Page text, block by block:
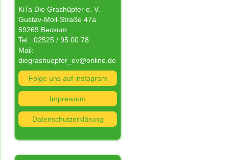
KiTa Die Grashüpfer e. V.
Gustav-Moll-Straße 47a
59269 Beckum
Tel.: 02525 / 95 00 78
Mail:
diegrashuepfer_ev@online.de
Folge uns auf instagram
Impressum
Datenschutzerklärung